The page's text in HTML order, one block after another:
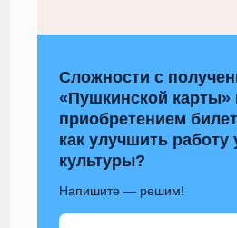
Сложности с
«Пушкинской карты»
приобретением
как улучшить работу
культуры?
Напишите — решим!